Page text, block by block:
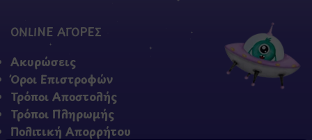
ONLINE ΑΓΟΡΕΣ
Ακυρώσεις
Όροι Επιστροφών
Τρόποι Αποστολής
Τρόποι Πληρωμής
Πολιτική Απορρήτου